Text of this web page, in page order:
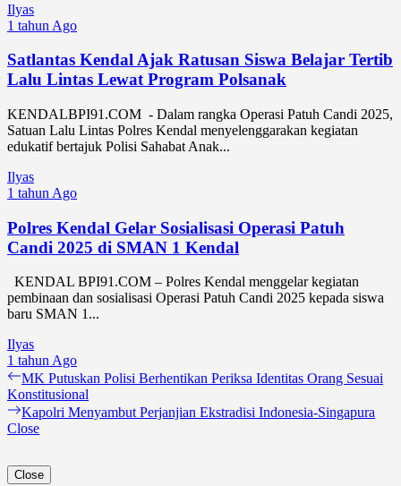
Ilyas
1 tahun Ago
Satlantas Kendal Ajak Ratusan Siswa Belajar Tertib
Lalu Lintas Lewat Program Polsanak
KENDALBPI91.COM - Dalam rangka Operasi Patuh Candi 2025,
Satuan Lalu Lintas Polres Kendal menyelenggarakan kegiatan
edukatif bertajuk Polisi Sahabat Anak...
Ilyas
1 tahun Ago
Polres Kendal Gelar Sosialisasi Operasi Patuh
Candi 2025 di SMAN 1 Kendal
KENDAL BPI91.COM – Polres Kendal menggelar kegiatan
pembinaan dan sosialisasi Operasi Patuh Candi 2025 kepada siswa
baru SMAN 1...
Ilyas
1 tahun Ago
Navigasi
pos
Previous
post:
MK Putuskan Polisi Berhentikan Periksa Identitas Orang Sesuai
Konstitusional
Next
post:
Kapolri Menyambut Perjanjian Ekstradisi Indonesia-Singapura
Close
Close